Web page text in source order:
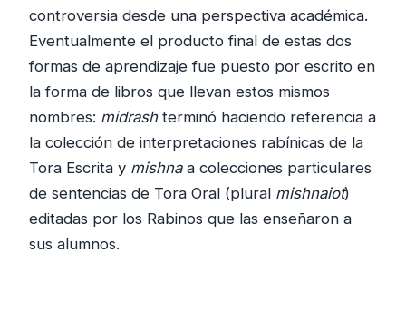
controversia desde una perspectiva académica.
Eventualmente el producto final de estas dos
formas de aprendizaje fue puesto por escrito en
la forma de libros que llevan estos mismos
nombres: midrashterminó haciendo referencia a
la colección de interpretaciones rabínicas de la
Tora Escrita y mishna a colecciones particulares
de sentencias de Tora Oral (plural mishnaiot)
editadas por los Rabinos que las enseñaron a
sus alumnos.